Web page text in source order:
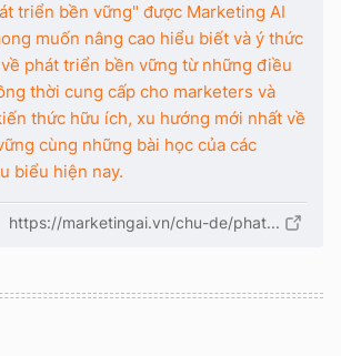
triển bền vững" được Marketing AI
muốn nâng cao hiểu biết và ý thức
phát triển bền vững từ những điều
thời cung cấp cho marketers và
thức hữu ích, xu hướng mới nhất về
cùng những bài học của các
biểu hiện nay.
https://marketingai.vn/chu-de/phat...